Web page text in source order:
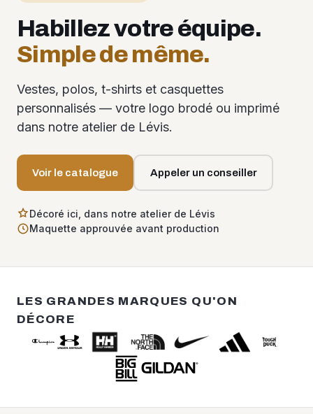
Habillez votre équipe.
Simple de même.
Vestes, polos, t-shirts et casquettes
personnalisés — votre logo brodé ou imprimé
dans notre atelier de Lévis.
Voir le catalogue Appeler un conseiller
Décoré ici, dans notre atelier de Lévis
Maquette approuvée avant production
LES GRANDES MARQUES QU'ON
DÉCORE